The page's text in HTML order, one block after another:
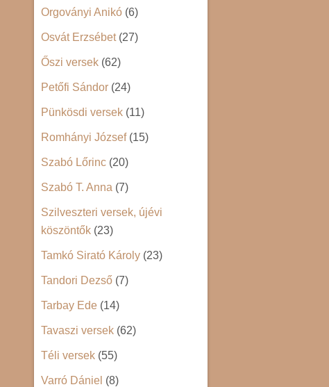
Orgoványi Anikó (6)
Osvát Erzsébet(27)
Őszi versek (62)
Petőfi Sándor (24)
Pünkösdi versek (11)
Romhányi József(15)
Szabó Lőrinc (20)
Szabó T. Anna (7)
Szilveszteri versek, újévi
köszöntők (23)
Tamkó Sirató Károly (23)
Tandori Dezső (7)
Tarbay Ede (14)
Tavaszi versek (62)
Téli versek (55)
Varró Dániel (8)